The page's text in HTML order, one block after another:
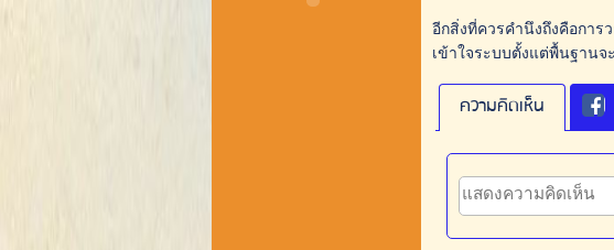
อีกสิ่งที่ควรคำนึงถึงคือการ
เข้าใจระบบตั้งแต่พื้นฐาน
ความคิดเห็น